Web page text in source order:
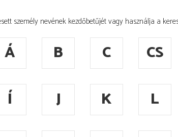
személy nevének kezdőbetűjét vagy használja a
Á B C CS
Í J K L